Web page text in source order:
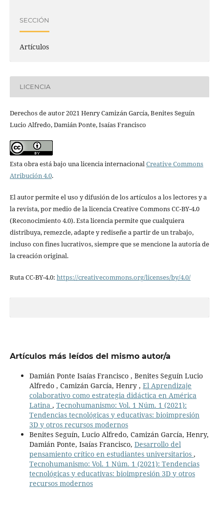
SECCIÓN
Artículos
LICENCIA
Derechos de autor 2021 Henry Camizán García, Benites Seguín
Lucio Alfredo, Damián Ponte, Isaías Francisco
Esta obra está bajo una licencia internacionalCreative Commons
Atribución 4.0.
El autor permite el uso y difusión de los artículos a los lectores y a
la revista, por medio de la licencia Creative Commons CC-BY-4.0
(Reconocimiento 4.0). Esta licencia permite que cualquiera
distribuya, remezcle, adapte y rediseñe a partir de un trabajo,
incluso con fines lucrativos, siempre que se mencione la autoría de
la creación original.
Ruta CC-BY-4.0: https://creativecommons.org/licenses/by/4.0/
Artículos más leídos del mismo autor/a
Damián Ponte Isaías Francisco , Benites Seguín Lucio
Alfredo , Camizán García, Henry , El Aprendizaje
colaborativo como estrategia didáctica en América
Latina , Tecnohumanismo: Vol. 1 Núm. 1 (2021):
Tendencias tecnológicas y educativas: bioimpresión
3D y otros recursos modernos
Benites Seguín, Lucio Alfredo, Camizán García, Henry,
Damián Ponte, Isaías Francisco, Desarrollo del
pensamiento crítico en estudiantes universitarios ,
Tecnohumanismo: Vol. 1 Núm. 1 (2021): Tendencias
tecnológicas y educativas: bioimpresión 3D y otros
recursos modernos